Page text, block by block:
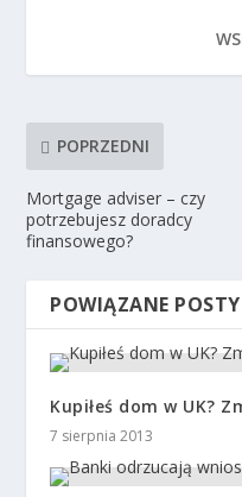
POPRZEDNI
Mortgage adviser – czy
potrzebujesz doradcy
finansowego?
POWIĄZANE POSTY
Kupiłeś dom w UK?
7 sierpnia 2013